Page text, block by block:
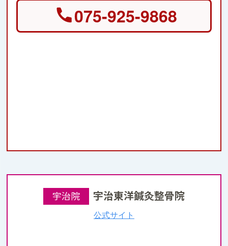
075-925-9868
宇治院 宇治東洋鍼灸整骨院
公式サイト